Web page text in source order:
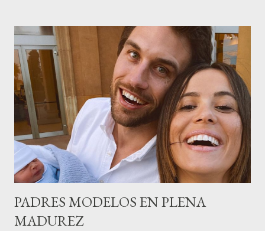
peluquería del grupo.Justo hace unos días Carol Pagés nos
contaba detalles del homenaje en Actualida Rosa en RCE
radio,en el programa que presento todos los jueves de 17 a 18
horas . Carolina y Quionia Pagés Carolina Pagés La cita ,en el
Museu Marítim de BCN ,en las Drassanes reunió a figuras
destacadas del sector,así como clientes, autoridades y medios
de comunicación, en una velada inolvidable bajo el lema “Cien
años peinando almas, creando belleza,i...
PADRES MODELOS EN PLENA
MADUREZ